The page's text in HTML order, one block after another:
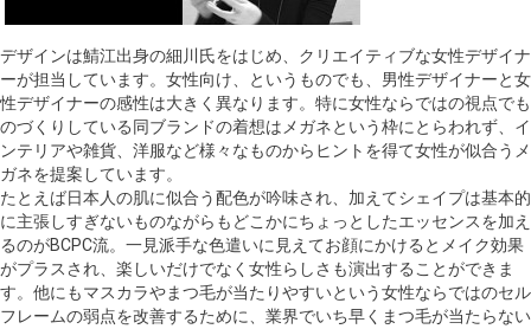
デザインは鯖江出身の細川氏をはじめ、クリエイティブな女性デザイナ
ーが担当しています。女性向け、というものでも、男性デザイナーと女
性デザイナーの感性は大きく異なります。特に女性ならではの視点でも
のづくりしている同ブランドの着想はメガネという枠にとらわれず、イ
ンテリアや雑貨、洋服など様々なものからヒントを得て女性が似合うメ
ガネを提案しています。
たとえば日本人の肌に似合う配色が吟味され、加えてシェイプは基本的
に主張しすぎないものながらもどこかにちょっとしたエッセンスを加え
るのがBCPC流。一見派手な色遣いに見えてお顔にかけるとメイク効果
がプラスされ、楽しいだけでなく女性らしさも演出することができま
す。他にもマスカラやまつ毛が当たりやすいという女性ならではのセル
フレームの弱点を改善するために、業界でいち早くまつ毛が当たらない